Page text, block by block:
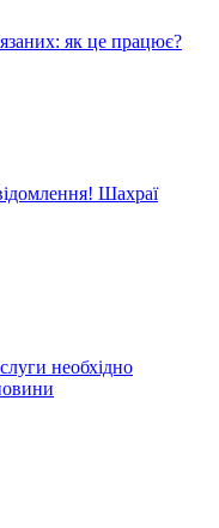
як це працює?
Шахраї
необхідно